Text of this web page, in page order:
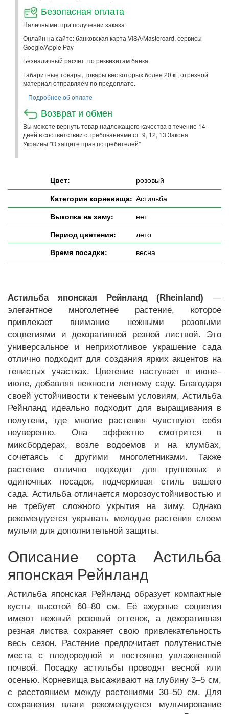
Безопасная оплата
Наличными: при получении заказа
Онлайн на сайте: банковская карта VISA/Mastercard, сервисы
Google/Apple Pay
Безналичный расчет: по реквизитам банка
Габаритные товары, товары вес которых более 20 кг, отрезной
материал отправляем по предоплате.
Подробнее об оплате
Возврат и обмен
Вы можете вернуть товар надлежащего качества в течение 14
дней в соответствии с требованиями ст. 9, 12, 13 Закона
Украины "О защите прав потребителей"
Цвет:
розовый
Категория корневища: Астильба
Выкопка на зиму:
нет
Период цветения:
лето
Время посадки:
весна
Астильба японская Рейнланд (Rheinland) —
элегантное многолетнее растение, которое
привлекает внимание нежными розовыми
соцветиями и декоративной резной листвой. Это
универсальное и неприхотливое украшение сада
отлично подходит для создания ярких акцентов на
тенистых участках. Цветение наступает в июне–
июле, добавляя нежности летнему саду. Благодаря
своей устойчивости к теневым условиям, Астильба
Рейнланд идеально подходит для выращивания в
полутени, где многие растения чувствуют себя
неуверенно. Она эффектно смотрится в
миксбордерах, возле водоемов и на клумбах,
сочетаясь с другими многолетниками. Также
растение отлично подходит для групповых и
одиночных посадок, подчеркивая стиль вашего
сада. Астильба отличается морозоустойчивостью и
не требует сложного укрытия на зиму. Однако
рекомендуется укрывать молодые растения слоем
мульчи для дополнительной защиты.
Описание сорта Астильба
японская Рейнланд
Астильба японская Рейнланд образует компактные
кусты высотой 60–80 см. Её ажурные соцветия
имеют нежный розовый оттенок, а декоративная
резная листва сохраняет свою привлекательность
весь сезон. Растение предпочитает полутенистые
места с плодородной и постоянно увлажненной
почвой. Посадку астильбы проводят весной или
осенью. Корневища высаживают на глубину 3–5 см,
с расстоянием между растениями 30–50 см. Для
сохранения влаги рекомендуется мульчирование